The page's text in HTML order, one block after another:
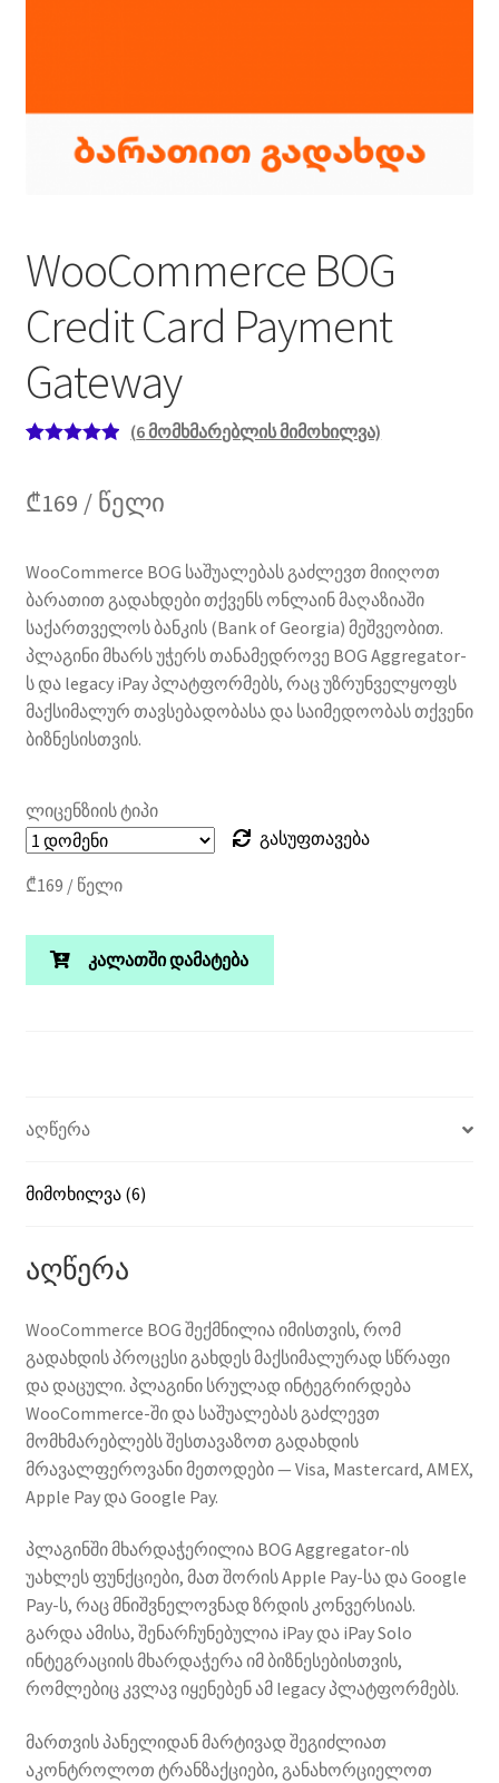
WooCommerce BOG
Credit Card Payment
Gateway
დან,
ლია
მომხმარებ
ლის
გამოკითხვ
აზე
(6მომხმარებლის მიმოხილვა)
₾169 / წელი
WooCommerce BOG საშუალებას გაძლევთ მიიღოთ
ბარათით გადახდები თქვენს ონლაინ მაღაზიაში
საქართველოს ბანკის (Bank of Georgia) მეშვეობით.
პლაგინი მხარს უჭერს თანამედროვე BOG Aggregator-
ს და legacy iPay პლატფორმებს, რაც უზრუნველყოფს
მაქსიმალურ თავსებადობასა და საიმედოობას თქვენი
ბიზნესისთვის.
ლიცენზიის ტიპი
გასუფთავება
₾169 / წელი
კალათში დამატება
აღწერა
მიმოხილვა (6)
აღწერა
WooCommerce BOG შექმნილია იმისთვის, რომ
გადახდის პროცესი გახდეს მაქსიმალურად სწრაფი
და დაცული. პლაგინი სრულად ინტეგრირდება
WooCommerce-ში და საშუალებას გაძლევთ
მომხმარებლებს შესთავაზოთ გადახდის
მრავალფეროვანი მეთოდები — Visa, Mastercard, AMEX,
Apple Pay და Google Pay.
პლაგინში მხარდაჭერილია BOG Aggregator-ის
უახლეს ფუნქციები, მათ შორის Apple Pay-სა და Google
Pay-ს, რაც მნიშვნელოვნად ზრდის კონვერსიას.
გარდა ამისა, შენარჩუნებულია iPay და iPay Solo
ინტეგრაციის მხარდაჭერა იმ ბიზნესებისთვის,
რომლებიც კვლავ იყენებენ ამ legacy პლატფორმებს.
მართვის პანელიდან მარტივად შეგიძლიათ
აკონტროლოთ ტრანზაქციები, განახორციელოთ